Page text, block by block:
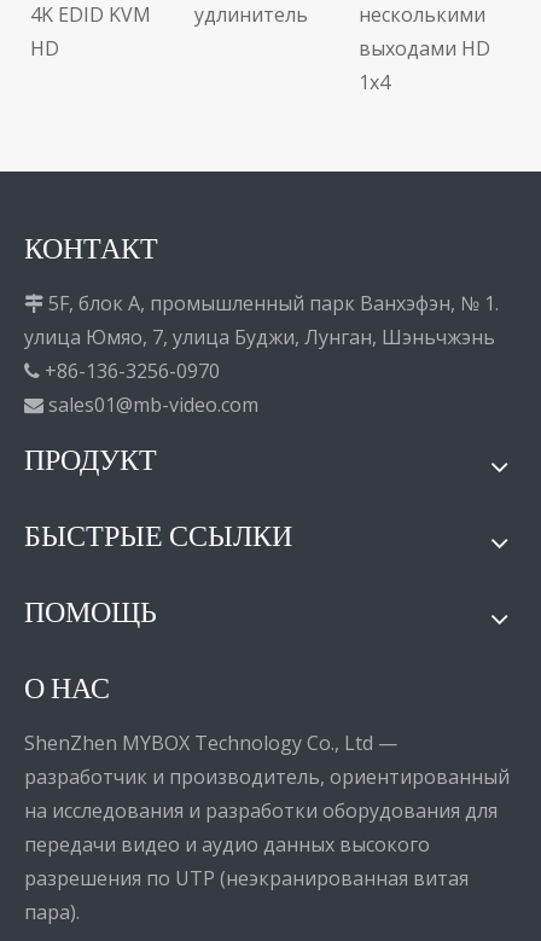
4K EDID KVM
HD
удлинитель
несколькими
выходами HD
1x4
КОНТАКТ
 5F, блок A, промышленный парк Ванхэфэн, № 1.
улица Юмяо, 7, улица Буджи, Лунган, Шэньчжэнь
 +86-136-3256-0970
 sales01@mb-video.com
ПРОДУКТ
БЫСТРЫЕ ССЫЛКИ
ПОМОЩЬ
О НАС
ShenZhen MYBOX Technology Co., Ltd —
разработчик и производитель, ориентированный
на исследования и разработки оборудования для
передачи видео и аудио данных высокого
разрешения по UTP (неэкранированная витая
пара).